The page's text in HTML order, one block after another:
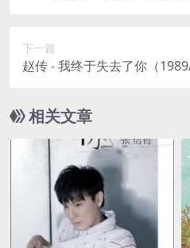
下一篇
赵传 - 我终于失去了你（
相关文章